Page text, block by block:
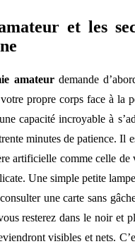
et les
amateurdemande
propre corps face à la
capacité incroyable à
minutes de patience. Il
artificielle comme celle de
Une simple petite
une carte sans
resterez dans le noir et
visibles et nets.